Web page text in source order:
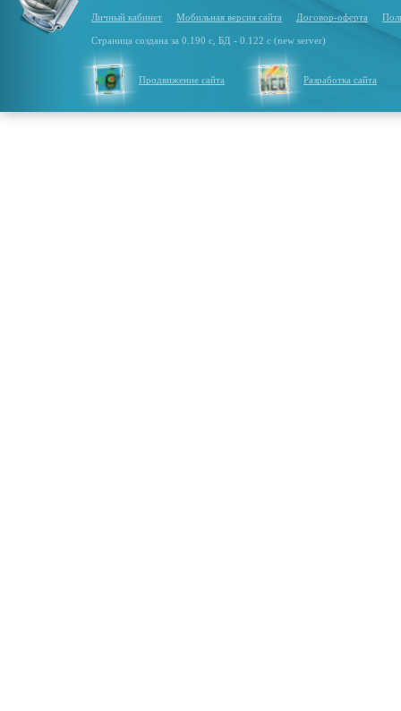
Личный кабинет Мобильная версия сайта Договор-оферта
Страница создана за 0.190 с, БД - 0.122 с (new server)
Продвижение сайта Разработка сайта